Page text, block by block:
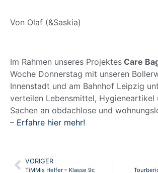
Von Olaf (&Saskia)
Im Rahmen unseres Projektes Care
Woche Donnerstag mit unseren
Innenstadt und am Bahnhof Leipzig
verteilen Lebensmittel, Hygieneartikel
Sachen an obdachlose und
– Erfahre hier mehr!
VORIGER
TiMMis Helfer – Klasse 9c